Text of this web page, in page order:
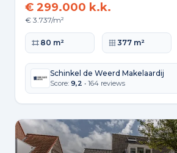
€ 299.000 k.k.
€ 3.737/m²
Woonoppervlakte
80 m² Perceeloppervlakte
377 m²
Schinkel de Weerd Makelaardij
Score: 9,2 • 164 reviews